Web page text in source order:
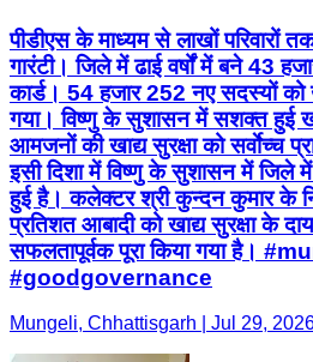
पीडीएस के माध्यम से लाखों परिवारों
गारंटी। जिले में ढाई वर्षों में बने 43
कार्ड। 54 हजार 252 नए सदस्यों को
गया। विष्णु के सुशासन में सशक्त हुई
आमजनों की खाद्य सुरक्षा को सर्वाेच्च
इसी दिशा में विष्णु के सुशासन में जिले
हुई है। कलेक्टर श्री कुन्दन कुमार के
प्रतिशत आबादी को खाद्य सुरक्षा के
सफलतापूर्वक पूरा किया गया है।
#goodgovernance
Mungeli, Chhattisgarh | Jul 29,